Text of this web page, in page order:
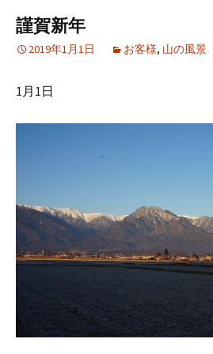
謹賀新年
2019年1月1日 お客様, 山の風景
1月1日